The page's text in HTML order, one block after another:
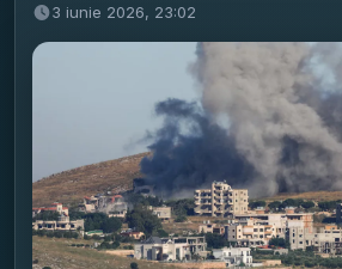
3 iunie 2026, 23:02